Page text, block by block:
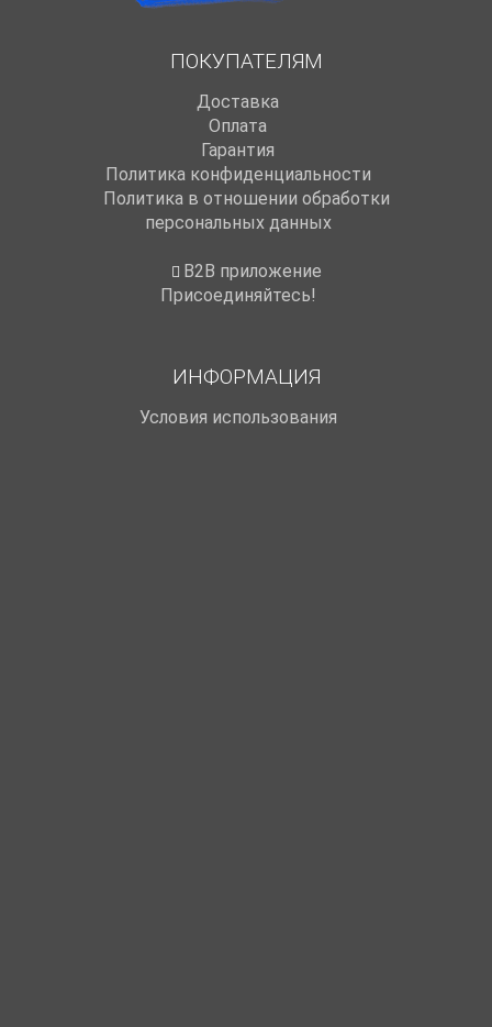
ПОКУПАТЕЛЯМ
Доставка
Оплата
Гарантия
Политика конфиденциальности
Политика в отношении обработки
персональных данных
B2B приложение
Присоединяйтесь!
ИНФОРМАЦИЯ
Условия использования